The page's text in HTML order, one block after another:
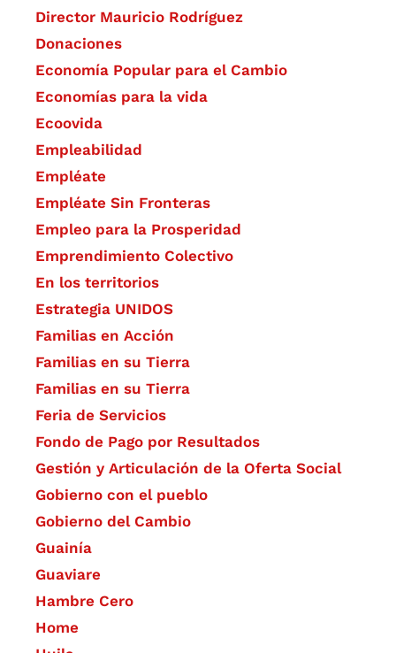
Director Mauricio Rodríguez
Donaciones
Economía Popular para el Cambio
Economías para la vida
Ecoovida
Empleabilidad
Empléate
Empléate Sin Fronteras
Empleo para la Prosperidad
Emprendimiento Colectivo
En los territorios
Estrategia UNIDOS
Familias en Acción
Familias en su Tierra
Familias en su Tierra
Feria de Servicios
Fondo de Pago por Resultados
Gestión y Articulación de la Oferta Social
Gobierno con el pueblo
Gobierno del Cambio
Guainía
Guaviare
Hambre Cero
Home